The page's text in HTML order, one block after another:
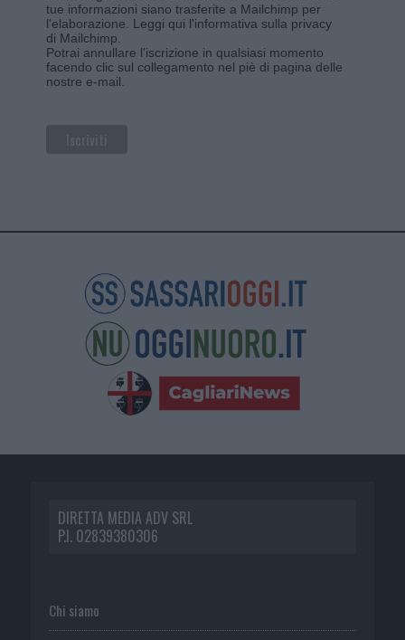
tue informazioni siano trasferite a Mailchimp per
l'elaborazione. Leggi qui l'informativa sulla privacy
di Mailchimp.
Potrai annullare l'iscrizione in qualsiasi momento
facendo clic sul collegamento nel piè di pagina delle
nostre e-mail.
DIRETTA MEDIA ADV SRL
P.I. 02839380306
Chi siamo